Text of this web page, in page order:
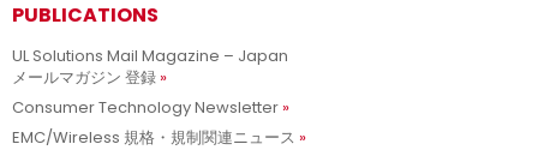
PUBLICATIONS
UL Solutions Mail Magazine – Japan
メールマガジン 登録
Consumer Technology Newsletter
EMC/Wireless 規格・規制関連ニュース